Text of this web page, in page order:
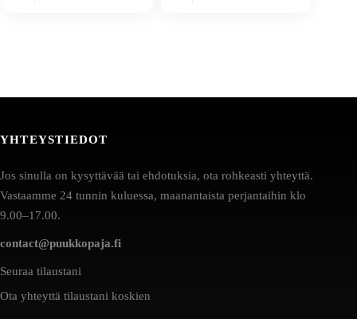
YHTEYSTIEDOT
Jos sinulla on kysyttävää tai ehdotuksia, ota rohkeasti yhteyttä.
Vastaamme 24 tunnin kuluessa, maanantaista perjantaihin klo
9.00–17.00.
contact@puukkopaja.fi
Seuraa tilaustani
Ota yhteyttä tilaustani koskien